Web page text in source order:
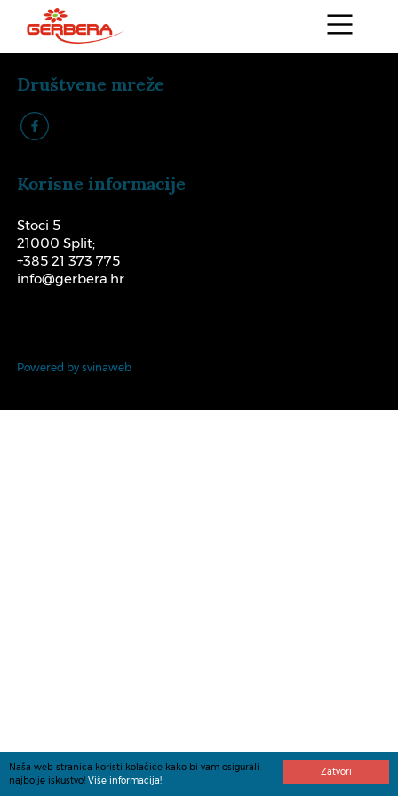
Zatvori
Naša web stranica koristi kolačiće kako bi vam osigurali
najbolje iskustvo! Više informacija!
Društvene mreže
k
Korisne informacije
Stoci 5
21000 Split;
+385 21 373 775
info@gerbera.hr
Powered by svinaweb